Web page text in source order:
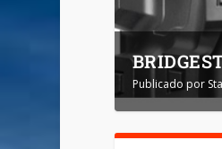
Publicado por